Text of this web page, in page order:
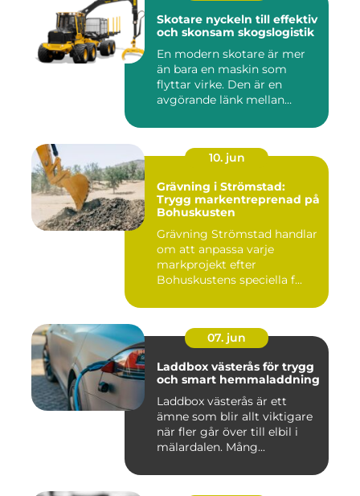
Skotare nyckeln till effektiv
och skonsam skogslogistik
En modern skotare är mer
än bara en maskin som
flyttar virke. Den är en
avgörande länk mellan
10. jun
Grävning i Strömstad:
Trygg markentreprenad på
Bohuskusten
Grävning Strömstad handlar
om att anpassa varje
markprojekt efter
Bohuskustens speciella f...
07. jun
Laddbox västerås för trygg
och smart hemmaladdning
Laddbox västerås är ett
ämne som blir allt viktigare
när fler går över till elbil i
mälardalen. Mång...